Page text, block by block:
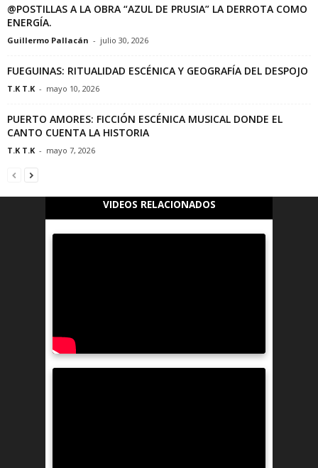
@POSTILLAS A LA OBRA “AZUL DE PRUSIA” LA DERROTA COMO
ENERGÍA.
Guillermo Pallacán - julio 30, 2026
FUEGUINAS: RITUALIDAD ESCÉNICA Y GEOGRAFÍA DEL DESPOJO
T.K T.K - mayo 10, 2026
PUERTO AMORES: FICCIÓN ESCÉNICA MUSICAL DONDE EL
CANTO CUENTA LA HISTORIA
T.K T.K - mayo 7, 2026
VIDEOS RELACIONADOS